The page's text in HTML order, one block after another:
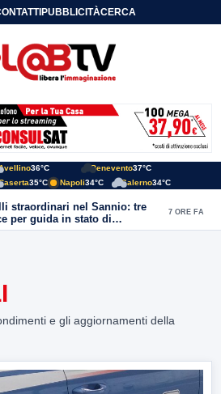
PUBBLICITÀCERCA
36°C Benevento37°C
35°C Napoli34°C Salerno34°C
straordinari nel Sannio: tre
per guida in stato di
un arresto e 1.500 kg di
7 ORE FA
e gli aggiornamenti della